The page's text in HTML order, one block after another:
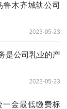
木齐城轨公司
2023-05-23
是公司乳业的产
2023-05-23
一金最低缴费标